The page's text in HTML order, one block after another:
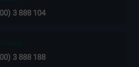
3 888 104
3 888 188